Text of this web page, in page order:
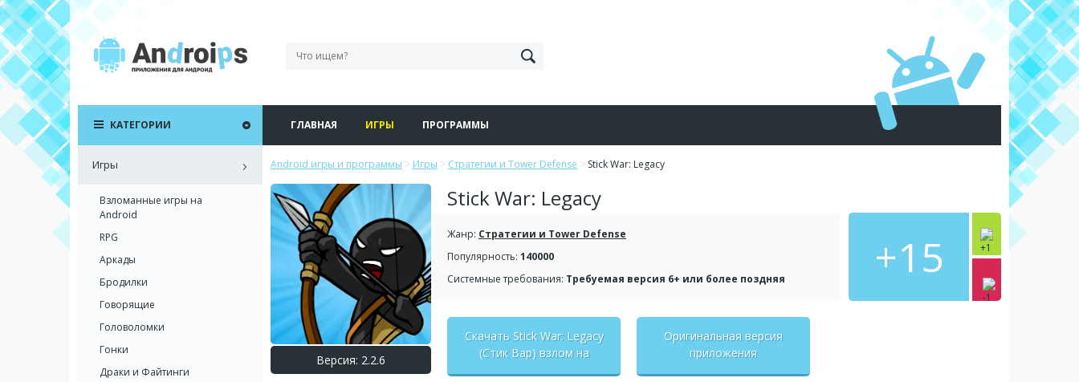
ГЛАВНАЯ ИГРЫ ПРОГРАММЫ
Android игры и программы > Игры > Стратегии и Tower Defense > Stick War: Legacy
Версия: 2.2.6
Stick War: Legacy
+15
Жанр: Стратегии и Tower Defense
Популярность: 140000
Системные требования: Требуемая версия 6+ или более поздняя
Скачать Stick War: Legacy
(Стик Вар) взлом на
Оригинальная версия
приложения
КАТЕГОРИИ
Игры
Взломанные игры на
Android
RPG
Аркады
Бродилки
Говорящие
Головоломки
Гонки
Драки и Файтинги